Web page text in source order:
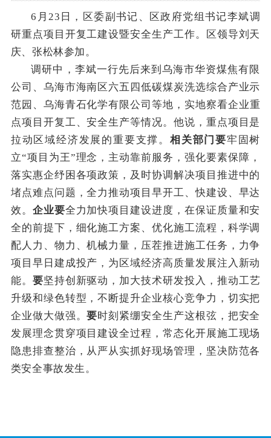
互动交流
数据发布
6月23日，区委副书记、区政府党组书记李斌调
研重点项目开复工建设暨安全生产工作。区领导刘天
庆、张松林参加。
调研中，李斌一行先后来到乌海市华资煤焦有限
公司、乌海市海南区六五四低碳煤炭洗选综合产业示
范园、乌海青石化学有限公司等地，实地察看企业重
点项目开复工、安全生产等情况。他说，重点项目是
拉动区域经济发展的重要支撑。 相关部门要牢固树
立“项目为王”理念，主动靠前服务，强化要素保障，
落实惠企纾困各项政策，及时协调解决项目推进中的
堵点难点问题，全力推动项目早开工、快建设、早达
效。 企业要全力加快项目建设进度，在保证质量和安
全的前提下，细化施工方案、优化施工流程，科学调
配人力、物力、机械力量，压茬推进施工任务，力争
项目早日建成投产，为区域经济高质量发展注入新动
能。 要坚持创新驱动，加大技术研发投入，推动工艺
升级和绿色转型，不断提升企业核心竞争力， 切实把
企业做大做强。要时刻紧绷安全生产这根弦， 把安全
发展理念贯穿项目建设全过程，常态化开展施工现场
隐患排查整治，从严从实抓好现场管理，坚决防范各
类安全事故发生。